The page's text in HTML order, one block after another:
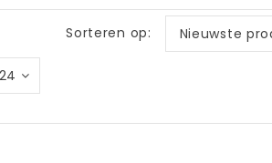
Sorteren op: Nieuwste